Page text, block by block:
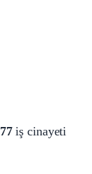
77iş cinayeti